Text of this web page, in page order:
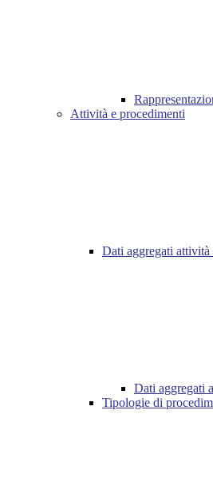
Attività e procedimenti
Dati aggregati attività
Dati aggregati
Tipologie di